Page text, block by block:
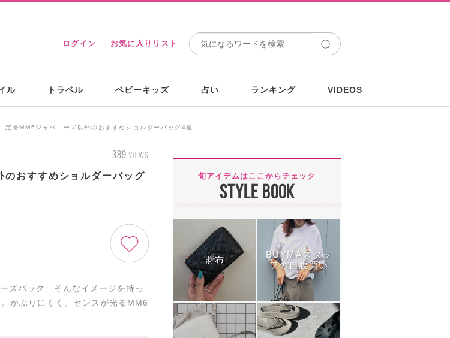
ログイン お気に入りリスト
ル トラベル ベビーキッズ 占い ランキング VIDEOS
定番MM6ジャパニーズ以外のおすすめショルダーバッグ4選
389 VIEWS
のおすすめショルダーバッグ
ズバッグ、そんなイメージを持っ
かぶりにくく、センスが光るMM6
旬アイテムはここからチェック
STYLE BOOK
財布
BUYMAスタッ
フの自腹買い